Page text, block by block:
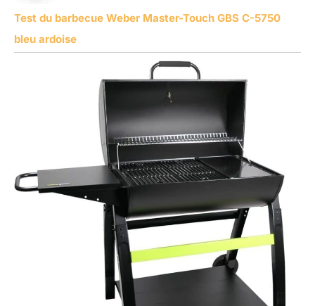
Test du barbecue Weber Master-Touch GBS C-5750
bleu ardoise